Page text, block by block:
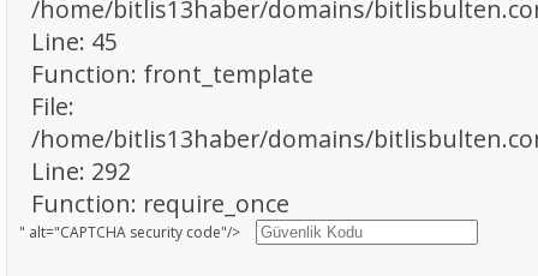
/home/bitlis13haber/domains/
Line: 45
Function: front_template
File:
/home/bitlis13haber/domains/
Line: 292
Function: require_once
" alt="CAPTCHA security code"/>